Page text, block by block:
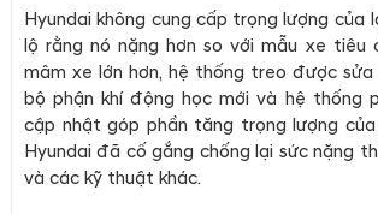
Hyundai không cung cấp trọng lượng của
lộ rằng nó nặng hơn so với mẫu xe tiêu
mâm xe lớn hơn, hệ thống treo được
bộ phận khí động học mới và hệ thống
cập nhật góp phần tăng trọng lượng của
Hyundai đã cố gắng chống lại sức nặng
và các kỹ thuật khác.